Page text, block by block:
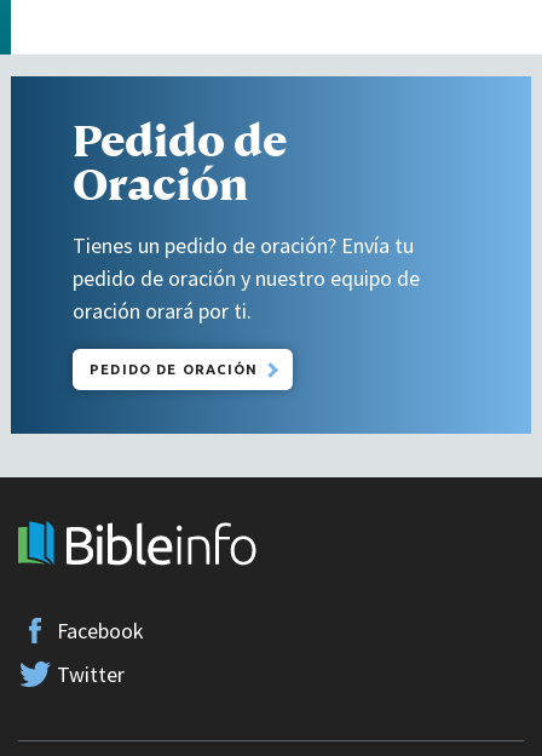
Pedido de
Oración
Tienes un pedido de oración? Envía tu
pedido de oración y nuestro equipo de
oración orará por ti.
PEDIDO DE ORACIÓN
Facebook
Twitter